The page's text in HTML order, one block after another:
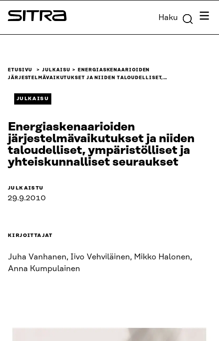
Siirry
suoraan
Sitra Haku
ETUSIVU JULKAISU
ENERGIASKENAARIOIDEN
JÄRJESTELMÄVAIKUTUKSET JA NIIDEN TALOUDELLISET,…
JULKAISU
Energiaskenaarioiden
järjestelmävaikutukset ja niiden
taloudelliset, ympäristölliset ja
yhteiskunnalliset seuraukset
JULKAISTU
29.9.2010
KIRJOITTAJAT
Juha Vanhanen, Iivo Vehviläinen, Mikko Halonen,
Anna Kumpulainen